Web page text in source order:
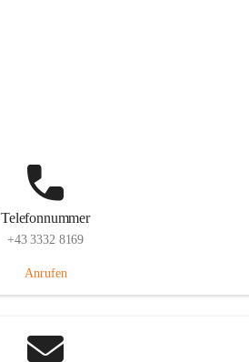
Telefonnummer
+43 3332 8169
Anrufen